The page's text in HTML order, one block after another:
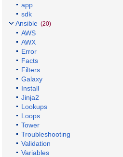
app
sdk
Ansible (20)
AWS
AWX
Error
Facts
Filters
Galaxy
Install
Jinja2
Lookups
Loops
Tower
Troubleshooting
Validation
Variables